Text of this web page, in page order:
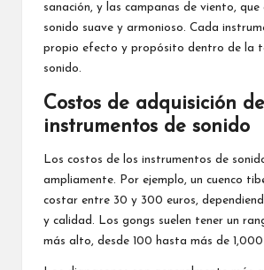
sanación, y las campanas de viento,
sonido suave y armonioso. Cada
propio efecto y propósito dentro de la
sonido.
Costos de adquisición de
instrumentos de sonido
Los costos de los instrumentos de
ampliamente. Por ejemplo, un cuenco
costar entre 30 y 300 euros,
y calidad. Los gongs suelen tener un
más alto, desde 100 hasta más de 1,000